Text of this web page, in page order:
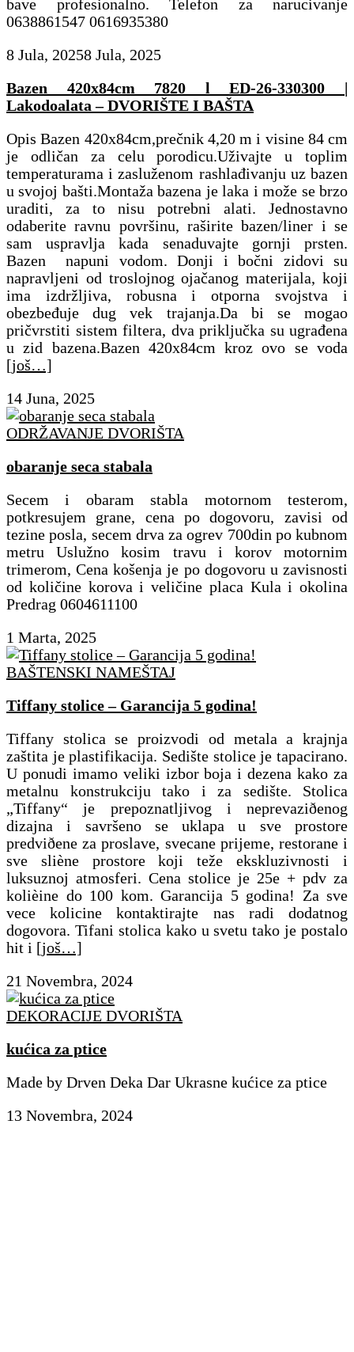
bave profesionalno. Telefon za narucivanje
0638861547 0616935380
8 Jula, 20258 Jula, 2025
Bazen 420x84cm 7820 l ED-26-330300 |
Lakodoalata – DVORIŠTE I BAŠTA
Opis Bazen 420x84cm,prečnik 4,20 m i visine 84 cm
je odličan za celu porodicu.Uživajte u toplim
temperaturama i zasluženom rashlađivanju uz bazen
u svojoj bašti.Montaža bazena je laka i može se brzo
uraditi, za to nisu potrebni alati. Jednostavno
odaberite ravnu površinu, raširite bazen/liner i se
sam uspravlja kada senaduvajte gornji prsten.
Bazen napuni vodom. Donji i bočni zidovi su
napravljeni od troslojnog ojačanog materijala, koji
ima izdržljiva, robusna i otporna svojstva i
obezbeđuje dug vek trajanja.Da bi se mogao
pričvrstiti sistem filtera, dva priključka su ugrađena
u zid bazena.Bazen 420x84cm kroz ovo se voda
[još…]
14 Juna, 2025
ODRŽAVANJE DVORIŠTA
obaranje seca stabala
Secem i obaram stabla motornom testerom,
potkresujem grane, cena po dogovoru, zavisi od
tezine posla, secem drva za ogrev 700din po kubnom
metru Uslužno kosim travu i korov motornim
trimerom, Cena košenja je po dogovoru u zavisnosti
od količine korova i veličine placa Kula i okolina
Predrag 0604611100
1 Marta, 2025
BAŠTENSKI NAMEŠTAJ
Tiffany stolice – Garancija 5 godina!
Tiffany stolica se proizvodi od metala a krajnja
zaštita je plastifikacija. Sedište stolice je tapacirano.
U ponudi imamo veliki izbor boja i dezena kako za
metalnu konstrukciju tako i za sedište. Stolica
„Tiffany“ je prepoznatljivog i neprevaziðenog
dizajna i savršeno se uklapa u sve prostore
predviðene za proslave, svecane prijeme, restorane i
sve sliène prostore koji teže ekskluzivnosti i
luksuznoj atmosferi. Cena stolice je 25e + pdv za
kolièine do 100 kom. Garancija 5 godina! Za sve
vece kolicine kontaktirajte nas radi dodatnog
dogovora. Tifani stolica kako u svetu tako je postalo
hit i [još…]
21 Novembra, 2024
DEKORACIJE DVORIŠTA
kućica za ptice
Made by Drven Deka Dar Ukrasne kućice za ptice
13 Novembra, 2024